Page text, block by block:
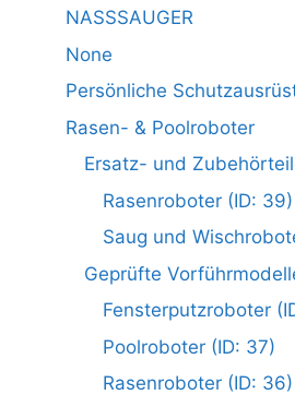
NASSSAUGER
None
Persönliche
Rasen- & Poolroboter
Ersatz- und
Rasenroboter (ID: 39)
Saug und
Geprüfte
Fensterputzroboter
Poolroboter (ID: 37)
Rasenroboter (ID: 36)